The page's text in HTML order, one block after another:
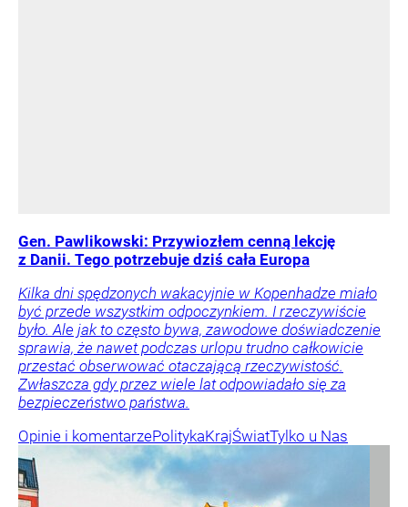
Gen. Pawlikowski: Przywiozłem cenną lekcję
z Danii. Tego potrzebuje dziś cała Europa
Kilka dni spędzonych wakacyjnie w Kopenhadze miało
być przede wszystkim odpoczynkiem. I rzeczywiście
było. Ale jak to często bywa, zawodowe doświadczenie
sprawia, że nawet podczas urlopu trudno całkowicie
przestać obserwować otaczającą rzeczywistość.
Zwłaszcza gdy przez wiele lat odpowiadało się za
bezpieczeństwo państwa.
Opinie i komentarzePolitykaKrajŚwiatTylko u Nas